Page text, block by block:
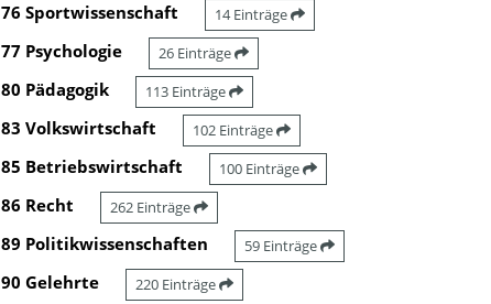
76 Sportwissenschaft 14 Einträge
77 Psychologie 26 Einträge
80 Pädagogik 113 Einträge
83 Volkswirtschaft 102 Einträge
85 Betriebswirtschaft 100 Einträge
86 Recht 262 Einträge
89 Politikwissenschaften 59 Einträge
90 Gelehrte 220 Einträge